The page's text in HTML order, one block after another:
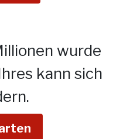
wurde
kann sich